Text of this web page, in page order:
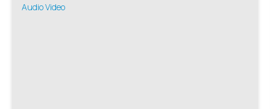
Audio Video